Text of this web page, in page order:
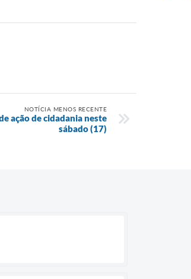
NOTÍCIA MENOS RECENTE
ação de cidadania neste
sábado (17)